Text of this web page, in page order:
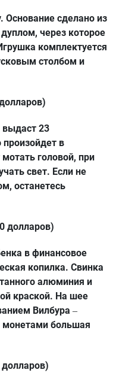
сделано из
через которое
комплектуется
столбом и
23
в
головой, при
свет. Если не
останетесь
долларов)
в финансовое
копилка. Свинка
алюминия и
краской. На шее
Вилбура –
монетами большая
долларов)